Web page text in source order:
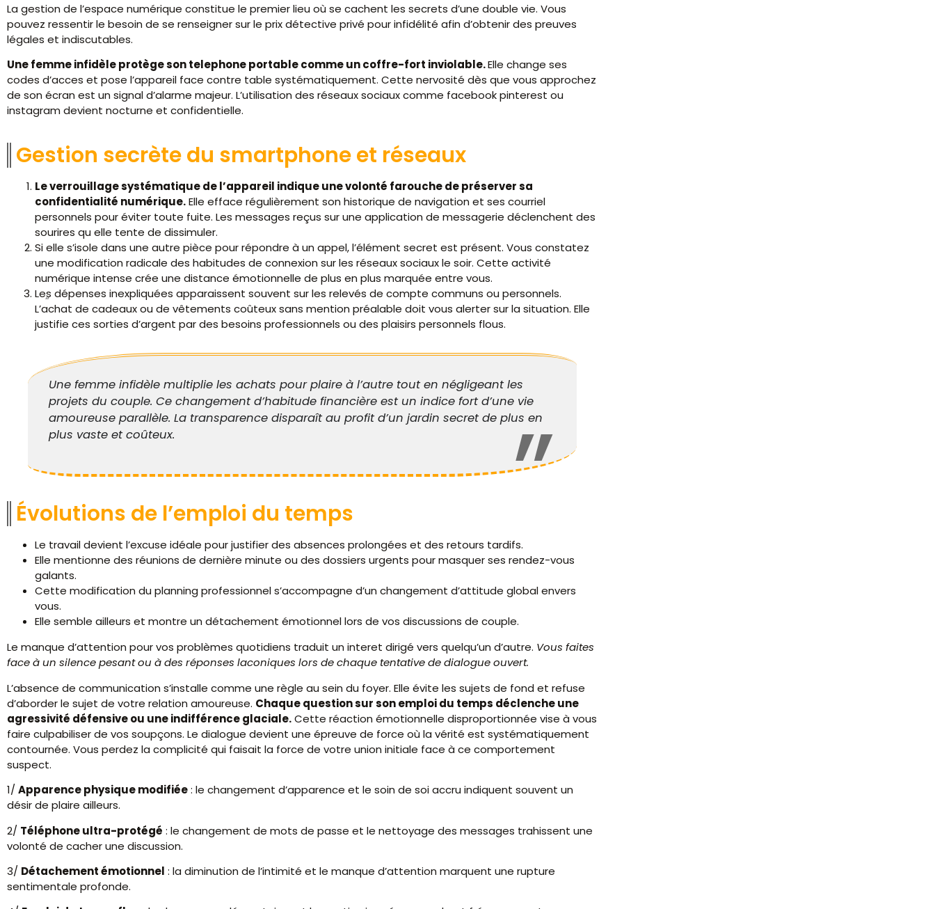
La gestion de l’espace numérique constitue le premier lieu où se cachent les secrets d’une double vie. Vous
pouvez ressentir le besoin de se renseigner sur le prix détective privé pour infidélité afin d’obtenir des preuves
légales et indiscutables.
Une femme infidèle protège son telephone portable comme un coffre-fort inviolable.Elle change ses
codes d’acces et pose l’appareil face contre table systématiquement. Cette nervosité dès que vous approchez
de son écran est un signal d’alarme majeur. L’utilisation des réseaux sociaux comme facebook pinterest ou
instagram devient nocturne et confidentielle.
Gestion secrète du smartphone et réseaux
Le verrouillage systématique de l’appareil indique une volonté farouche de préserver sa
confidentialité numérique.Elle efface régulièrement son historique de navigation et ses courriel
personnels pour éviter toute fuite. Les messages reçus sur une application de messagerie déclenchent des
sourires qu elle tente de dissimuler.
Si elle s’isole dans une autre pièce pour répondre à un appel, l’élément secret est présent. Vous constatez
une modification radicale des habitudes de connexion sur les réseaux sociaux le soir. Cette activité
numérique intense crée une distance émotionnelle de plus en plus marquée entre vous.
Les dépenses inexpliquées apparaissent souvent sur les relevés de compte communs ou personnels.
L’achat de cadeaux ou de vêtements coûteux sans mention préalable doit vous alerter sur la situation. Elle
justifie ces sorties d’argent par des besoins professionnels ou des plaisirs personnels flous.
Une femme infidèle multiplie les achats pour plaire à l’autre tout en négligeant les
projets du couple. Ce changement d’habitude financière est un indice fort d’une vie
amoureuse parallèle. La transparence disparaît au profit d’un jardin secret de plus en
plus vaste et coûteux.
Évolutions de l’emploi du temps
Le travail devient l’excuse idéale pour justifier des absences prolongées et des retours tardifs.
Elle mentionne des réunions de dernière minute ou des dossiers urgents pour masquer ses rendez-vous
galants.
Cette modification du planning professionnel s’accompagne d’un changement d’attitude global envers
vous.
Elle semble ailleurs et montre un détachement émotionnel lors de vos discussions de couple.
Le manque d’attention pour vos problèmes quotidiens traduit un interet dirigé vers quelqu’un d’autre. Vous faites
face à un silence pesant ou à des réponses laconiques lors de chaque tentative de dialogue ouvert.
L’absence de communication s’installe comme une règle au sein du foyer. Elle évite les sujets de fond et refuse
d’aborder le sujet de votre relation amoureuse. Chaque question sur son emploi du temps déclenche une
agressivité défensive ou une indifférence glaciale.Cette réaction émotionnelle disproportionnée vise à vous
faire culpabiliser de vos soupçons. Le dialogue devient une épreuve de force où la vérité est systématiquement
contournée. Vous perdez la complicité qui faisait la force de votre union initiale face à ce comportement
suspect.
1/ Apparence physique modifiée: le changement d’apparence et le soin de soi accru indiquent souvent un
désir de plaire ailleurs.
2/ Téléphone ultra-protégé : le changement de mots de passe et le nettoyage des messages trahissent une
volonté de cacher une discussion.
3/ Détachement émotionnel : la diminution de l’intimité et le manque d’attention marquent une rupture
sentimentale profonde.